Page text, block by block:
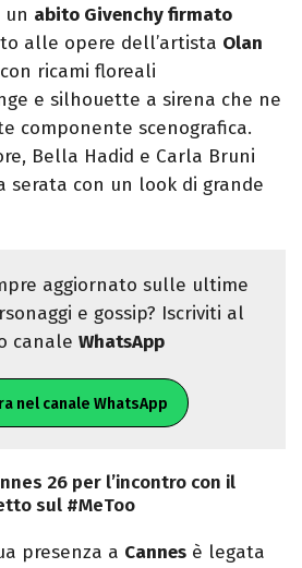
un abito Givenchy firmato
alle opere dell’artista Olan
ricami floreali
e silhouette a sirena che ne
componente scenografica.
Bella Hadid e Carla Bruni
con un look di grande
aggiornato sulle ultime
e gossip? Iscriviti al
canale WhatsApp
nel canale WhatsApp
26 per l’incontro con il
sul #MeToo
presenza a Cannes è legata